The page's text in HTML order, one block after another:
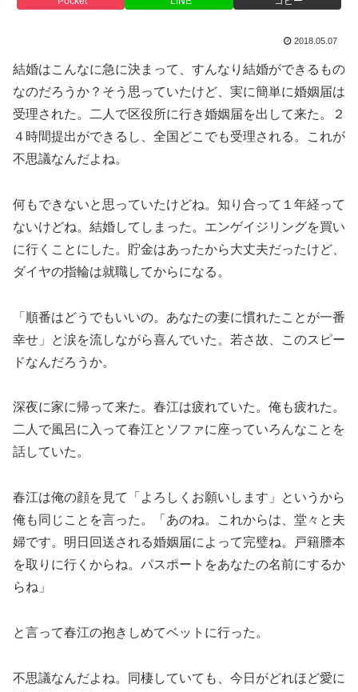
2018.05.07
結婚はこんなに急に決まって、すんなり結婚ができるもの
なのだろうか？そう思っていたけど、実に簡単に婚姻届は
受理された。二人で区役所に行き婚姻届を出して来た。２
４時間提出ができるし、全国どこでも受理される。これが
不思議なんだよね。
何もできないと思っていたけどね。知り合って１年経って
ないけどね。結婚してしまった。エンゲイジリングを買い
に行くことにした。貯金はあったから大丈夫だったけど、
ダイヤの指輪は就職してからになる。
「順番はどうでもいいの。あなたの妻に慣れたことが一番
幸せ」と涙を流しながら喜んでいた。若さ故、このスピー
ドなんだろうか。
深夜に家に帰って来た。春江は疲れていた。俺も疲れた。
二人で風呂に入って春江とソファに座っていろんなことを
話していた。
春江は俺の顔を見て「よろしくお願いします」というから
俺も同じことを言った。「あのね。これからは、堂々と夫
婦です。明日回送される婚姻届によって完璧ね。戸籍謄本
を取りに行くからね。パスポートをあなたの名前にするか
らね」
と言って春江の抱きしめてベットに行った。
不思議なんだよね。同棲していても、今日がどれほど愛に